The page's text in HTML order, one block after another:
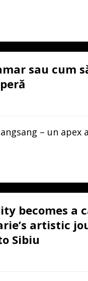
sau cum
– un apex
becomes a
artistic
Sibiu